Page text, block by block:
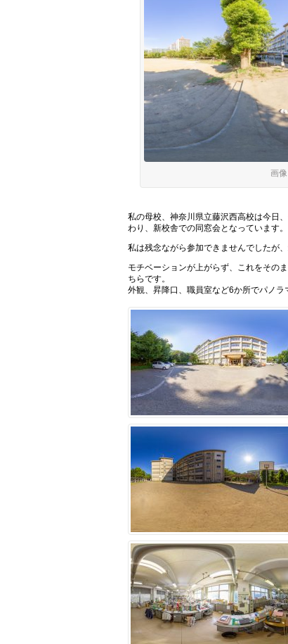
画
私の母校、神奈川県立藤沢西高校は今日
わり、新校舎での同窓会となっています。
私は残念ながら参加できませんでしたが
モチベーションが上がらず、これをその
ちらです。
外観、昇降口、職員室など6か所でパノラ